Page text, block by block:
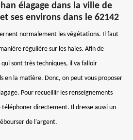
élagage dans la ville de
ses environs dans le 62142
normalement les végétations. Il faut
régulière sur les haies. Afin de
sont très techniques, il va falloir
en la matière. Donc, on peut vous proposer
Pour recueillir les renseignements
directement. Il dresse aussi un
de l'argent.